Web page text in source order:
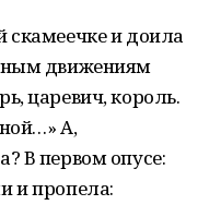
скамеечке и доила
движениям
царевич, король.
А,
В первом опусе:
и пропела: